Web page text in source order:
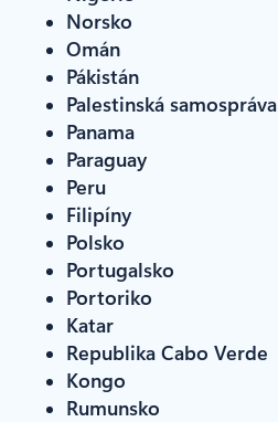
Norsko
Omán
Pákistán
Palestinská samospráva
Panama
Paraguay
Peru
Filipíny
Polsko
Portugalsko
Portoriko
Katar
Republika Cabo Verde
Kongo
Rumunsko